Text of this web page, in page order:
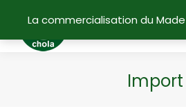
Import
La commercialisation du